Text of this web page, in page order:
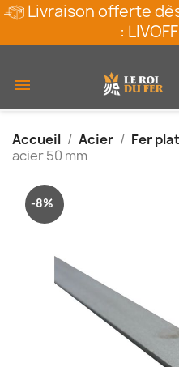
Livraison offerte
:

Accueil Acier Fer
acier 50 mm
-8%